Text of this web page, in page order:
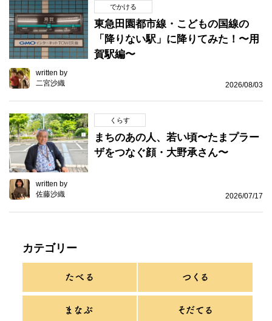
でかける
東急田園都市線・こどもの国線の
「降りない駅」に降りてみた！〜用
賀駅編〜
written by
二宮沙織
2026/08/03
くらす
まちのあの人、若い頃〜たまプラー
ザをつなぐ顔・大野承さん〜
written by
佐藤沙織
2026/07/17
カテゴリー